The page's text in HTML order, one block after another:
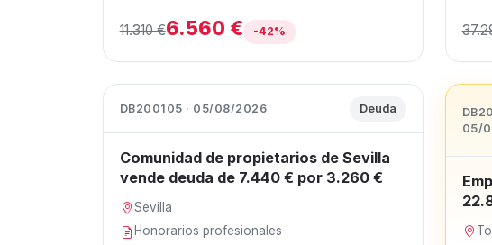
11.310 €6.560 € -42%
DB200105 · 05/08/2026 Deuda
Comunidad de propietarios de Sevilla
vende deuda de 7.440 € por 3.260 €
Sevilla
Honorarios profesionales
05/